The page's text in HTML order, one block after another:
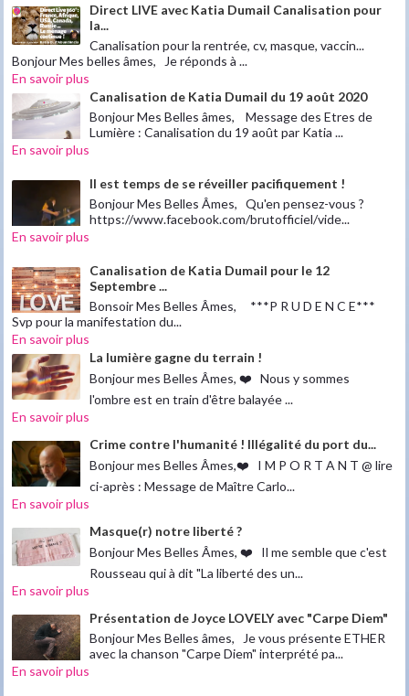
Direct LIVE avec Katia Dumail Canalisation pour
la...
Canalisation pour la rentrée, cv, masque, vaccin...
Bonjour Mes belles âmes, Je réponds à ...
En savoir plus
Canalisation de Katia Dumail du 19 août 2020
Bonjour Mes Belles âmes, Message des Etres de
Lumière : Canalisation du 19 août par Katia ...
En savoir plus
Il est temps de se réveiller pacifiquement !
Bonjour Mes Belles Âmes, Qu'en pensez-vous ?
https://www.facebook.com/brutofficiel/vide...
En savoir plus
Canalisation de Katia Dumail pour le 12
Septembre ...
Bonsoir Mes Belles Âmes, ***P R U D E N C E***
Svp pour la manifestation du...
En savoir plus
La lumière gagne du terrain !
Bonjour mes Belles Âmes, ❤️ Nous y sommes
l'ombre est en train d'être balayée ...
En savoir plus
Crime contre l'humanité ! Illégalité du port du...
Bonjour mes Belles Âmes,❤️ I M P O R T A N T @ lire
ci-après : Message de Maître Carlo...
En savoir plus
Masque(r) notre liberté ?
Bonjour Mes Belles Âmes, ❤️ Il me semble que c'est
Rousseau qui à dit "La liberté des un...
En savoir plus
Présentation de Joyce LOVELY avec "Carpe Diem"
Bonjour Mes Belles âmes, Je vous présente ETHER
avec la chanson "Carpe Diem" interprété pa...
En savoir plus